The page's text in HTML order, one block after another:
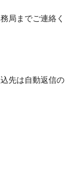
局までご連絡く
先は自動返信の